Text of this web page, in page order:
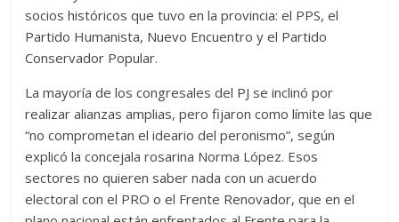
socios históricos que tuvo en la provincia: el PPS, el
Partido Humanista, Nuevo Encuentro y el Partido
Conservador Popular.
La mayoría de los congresales del PJ se inclinó por
realizar alianzas amplias, pero fijaron como límite las que
“no comprometan el ideario del peronismo”, según
explicó la concejala rosarina Norma López. Esos
sectores no quieren saber nada con un acuerdo
electoral con el PRO o el Frente Renovador, que en el